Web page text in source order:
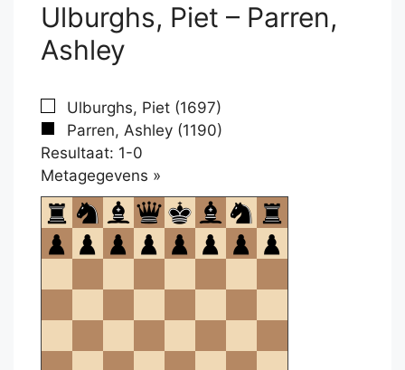
Ulburghs, Piet – Parren,
Ashley
Ulburghs, Piet (1697)
Parren, Ashley (1190)
Resultaat: 1-0
Metagegevens »
om
te
openen.